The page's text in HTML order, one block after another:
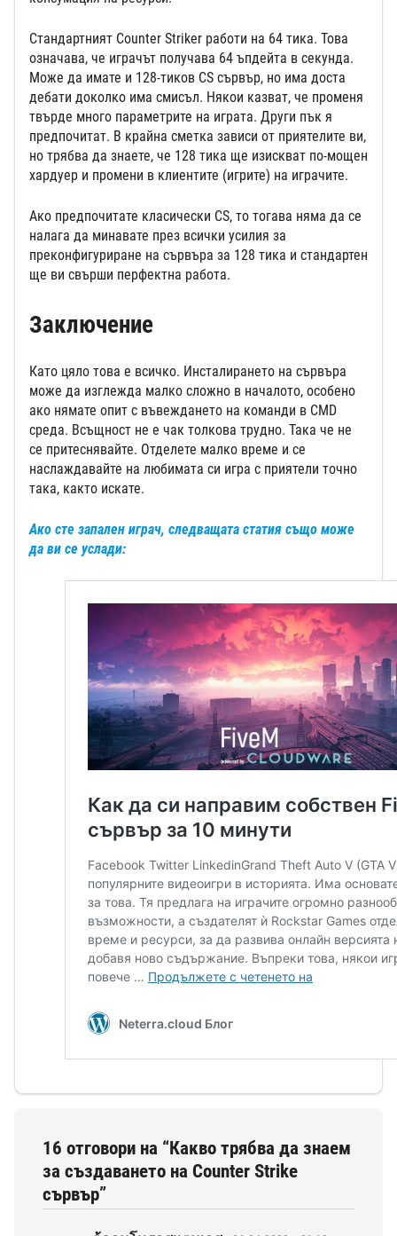
Стандартният Counter Striker работи на 64 тика. Това
означава, че играчът получава 64 ъпдейта в секунда.
Може да имате и 128-тиков CS сървър, но има доста
дебати доколко има смисъл. Някои казват, че променя
твърде много параметрите на играта. Други пък я
предпочитат. В крайна сметка зависи от приятелите ви,
но трябва да знаете, че 128 тика ще изискват по-мощен
хардуер и промени в клиентите (игрите) на играчите.
Ако предпочитате класически CS, то тогава няма да се
налага да минавате през всички усилия за
преконфигуриране на сървъра за 128 тика и стандартен
ще ви свърши перфектна работа.
Заключение
Като цяло това е всичко. Инсталирането на сървъра
може да изглежда малко сложно в началото, особено
ако нямате опит с въвеждането на команди в CMD
среда. Всъщност не е чак толкова трудно. Така че не
се притеснявайте. Отделете малко време и се
наслаждавайте на любимата си игра с приятели точно
така, както искате.
Ако сте запален играч, следващата статия също може
да ви се услади:
16 отговори на “Какво трябва да знаем
за създаването на Counter Strike
сървър”